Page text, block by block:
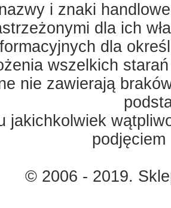
i znaki
dla ich
dla
wszelkich
nie zawierają
jakichkolwiek
© 2006 - 2019.